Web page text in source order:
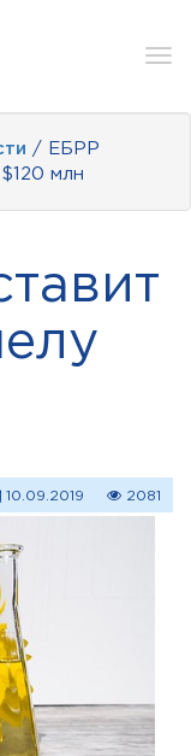
/ ЕБРР
млн
10.09.2019 2081